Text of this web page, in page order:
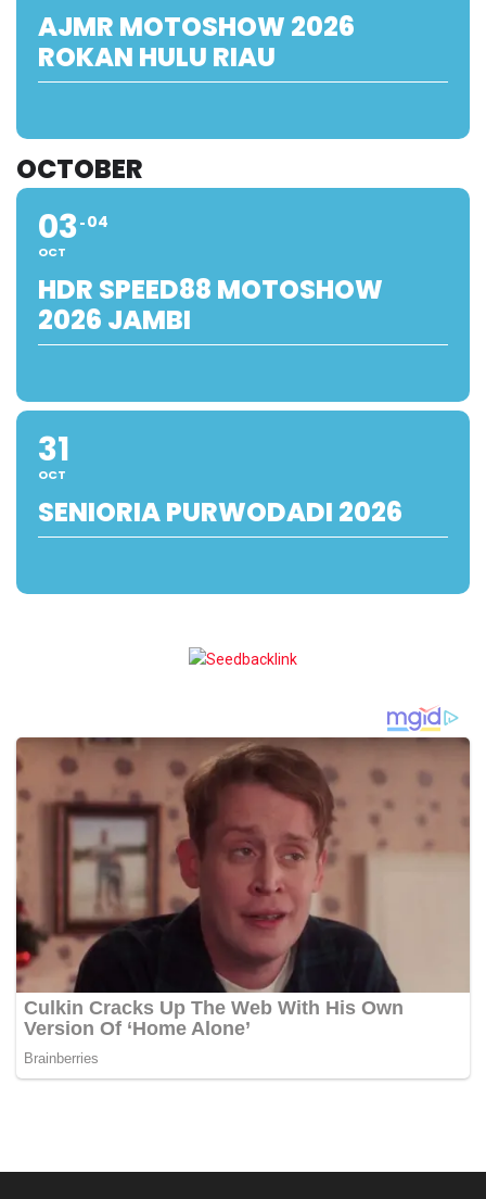
AJMR MOTOSHOW 2026
ROKAN HULU RIAU
OCTOBER
03
OCT
04
HDR SPEED88 MOTOSHOW
2026 JAMBI
31
OCT
SENIORIA PURWODADI 2026